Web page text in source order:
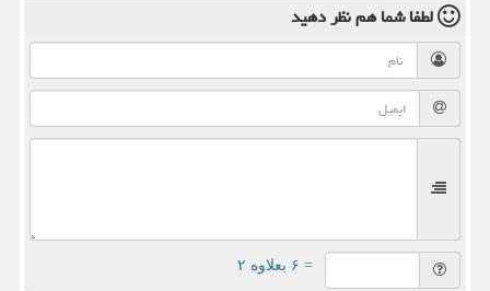
لطفا شما همنظر دهید
= ۶ بعلاوه ۲